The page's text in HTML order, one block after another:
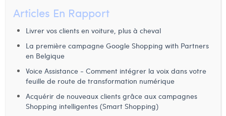
Articles En Rapport
Livrer vos clients en voiture, plus à cheval
La première campagne Google Shopping with Partners
en Belgique
Voice Assistance - Comment intégrer la voix dans votre
feuille de route de transformation numérique
Acquérir de nouveaux clients grâce aux campagnes
Shopping intelligentes (Smart Shopping)